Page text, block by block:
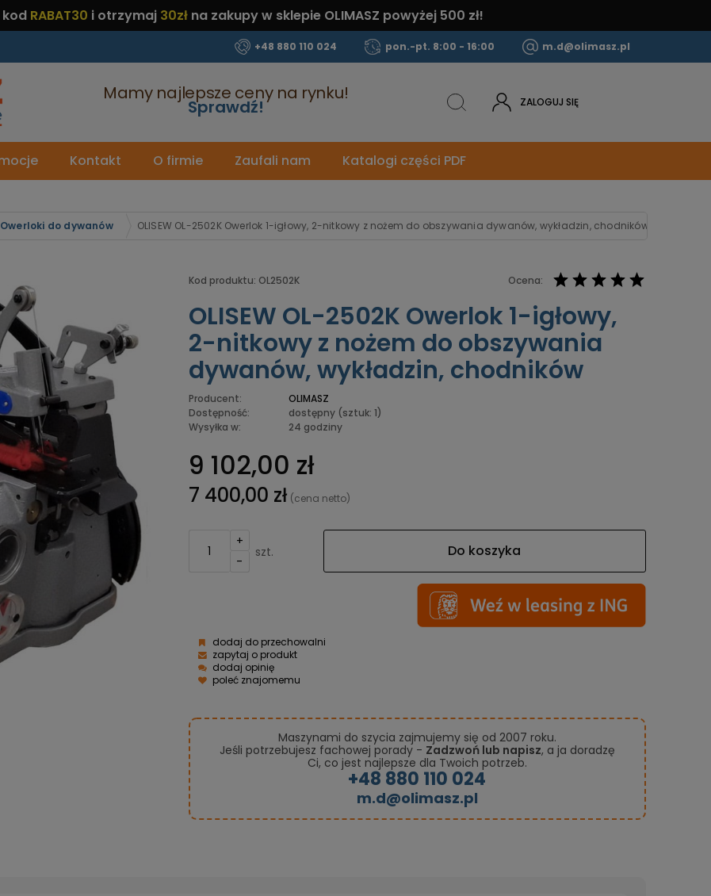
kod RABAT30 i otrzymaj 30złna zakupy w sklepie OLIMASZ powyżej 500 zł!
+48 880 110 024 pon.-pt. 8:00 - 16:00 m.d@olimasz.pl
Mamy najlepsze ceny na rynku!
Sprawdź!
ZALOGUJ SIĘ
Kontakt O firmie Zaufali nam Katalogi części PDF
Owerloki do dywanów OLISEW OL-2502K Owerlok 1-igłowy, 2-nitkowy z nożem do obszywania dywanów, wykładzin, chodników
Ocena:
Kod produktu: OL2502K
OLISEW OL-2502K Owerlok 1-igłowy,
2-nitkowy z nożem do obszywania
dywanów, wykładzin, chodników
Producent:
OLIMASZ
Dostępność:
dostępny (sztuk: 1)
Wysyłka w:
24 godziny
9 102,00 zł
7 400,00 zł (cena netto)
+
-
szt. Do koszyka
dodaj do przechowalni
zapytaj o produkt
dodaj opinię
poleć znajomemu
Maszynami do szycia zajmujemy się od 2007 roku.
Jeśli potrzebujesz fachowej porady - Zadzwoń lub napisz, a ja doradzę
Ci, co jest najlepsze dla Twoich potrzeb.
+48 880 110 024
m.d@olimasz.pl